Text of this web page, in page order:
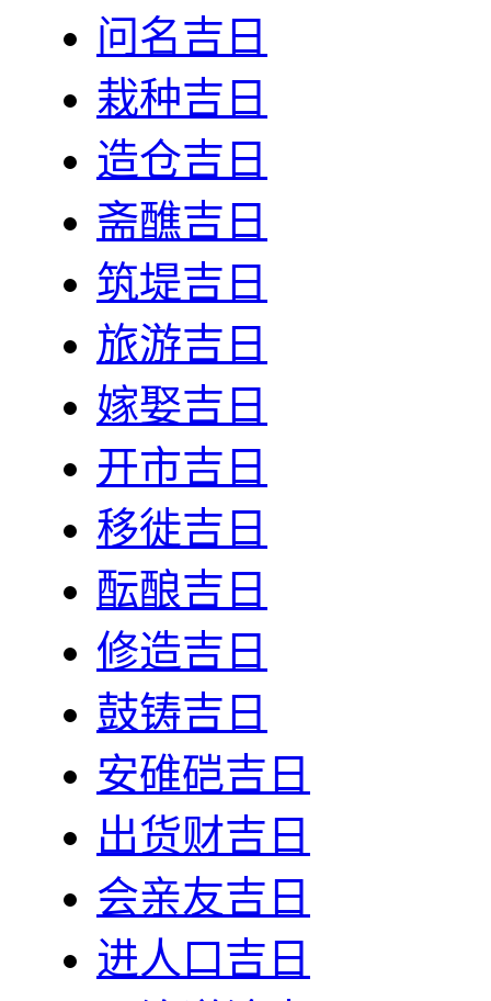
问名吉日
栽种吉日
造仓吉日
斋醮吉日
筑堤吉日
旅游吉日
嫁娶吉日
开市吉日
移徙吉日
酝酿吉日
修造吉日
鼓铸吉日
安碓硙吉日
出货财吉日
会亲友吉日
进人口吉日